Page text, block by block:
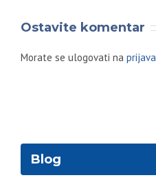
Ostavite komentar
Morate se ulogovati na prijava
Blog